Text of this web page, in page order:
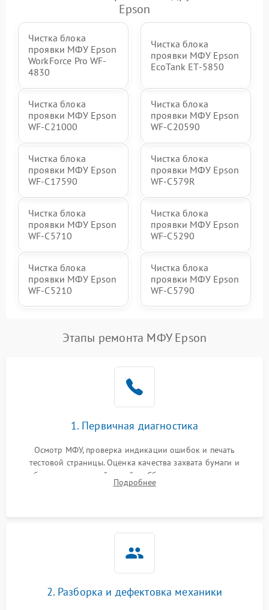
Epson
Чистка блока
проявки МФУ Epson
WorkForce Pro WF-
4830
Чистка блока
проявки МФУ Epson
EcoTank ET-5850
Чистка блока
проявки МФУ Epson
WF-C21000
Чистка блока
проявки МФУ Epson
WF-C20590
Чистка блока
проявки МФУ Epson
WF-C17590
Чистка блока
проявки МФУ Epson
WF-C579R
Чистка блока
проявки МФУ Epson
WF-C5710
Чистка блока
проявки МФУ Epson
WF-C5290
Чистка блока
проявки МФУ Epson
WF-C5210
Чистка блока
проявки МФУ Epson
WF-C5790
Этапы ремонта МФУ Epson
1. Первичная диагностика
Осмотр МФУ, проверка индикации ошибок и печать
тестовой страницы. Оценка качества захвата бумаги и
работы сканирующей линейки. Сбор данных о замятиях,
дефектах изображения или посторонних шумах при работе.
Подробнее
2. Разборка и дефектовка механики